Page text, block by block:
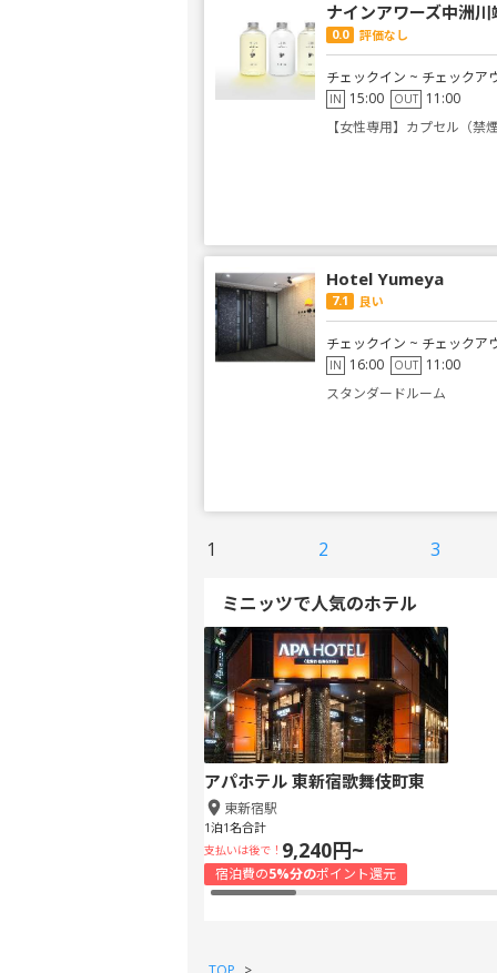
ナインアワーズ中洲川
0.0 評価なし
チェックイン ~ チェックア
IN 15:00 OUT 11:00
【女性専用】カプセル（禁煙
Hotel Yumeya
7.1 良い
チェックイン ~ チェックア
IN 16:00 OUT 11:00
スタンダードルーム
1 2 3
ミニッツで人気のホテル
アパホテル 東新宿歌舞伎町東
東新宿駅
1泊1名合計
支払いは後で！ 9,240円~
宿泊費の5%分のポイント還元